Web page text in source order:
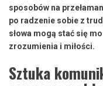
sposobów na
po radzenie sobie z
słowa mogą stać się
zrozumienia i miłości.
Sztuka